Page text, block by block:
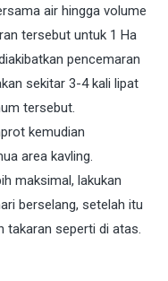
air hingga volume
tersebut untuk 1 Ha
pencemaran
sekitar 3-4 kali lipat
tersebut.
kemudian
area kavling.
maksimal, lakukan
berselang, setelah itu
takaran seperti di atas.